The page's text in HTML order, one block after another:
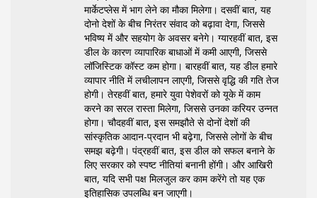
मार्केटप्लेस में भाग लेने का मौका मिलेगा। दसवीं बात, यह
दोनो देशों के बीच निरंतर संवाद को बढ़ावा देगा, जिससे
भविष्य में और सहयोग के अवसर बनेगे। ग्यारहवीं बात, इस
डील के कारण व्यापारिक बाधाओं में कमी आएगी, जिससे
लॉजिस्टिक कॉस्ट कम होगा। बारहवीं बात, यह डील हमारे
व्यापार नीति में लचीलापन लाएगी, जिससे वृद्धि की गति तेज
होगी। तेरहवीं बात, हमारे युवा पेशेवरों को यूके में काम
करने का सरल रास्ता मिलेगा, जिससे उनका करियर उन्नत
होगा। चौदहवीं बात, इस समझौते से दोनों देशों की
सांस्कृतिक आदान-प्रदान भी बढ़ेगा, जिससे लोगों के बीच
समझ बढ़ेगी। पंद्रहवीं बात, इस डील को सफल बनाने के
लिए सरकार को स्पष्ट नीतियां बनानी होंगी। और आखिरी
बात, यदि सभी पक्ष मिलजुल कर काम करेंगे तो यह एक
इतिहासिक उपलब्धि बन जाएगी।